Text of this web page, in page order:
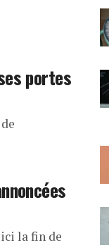
portes
la fin de